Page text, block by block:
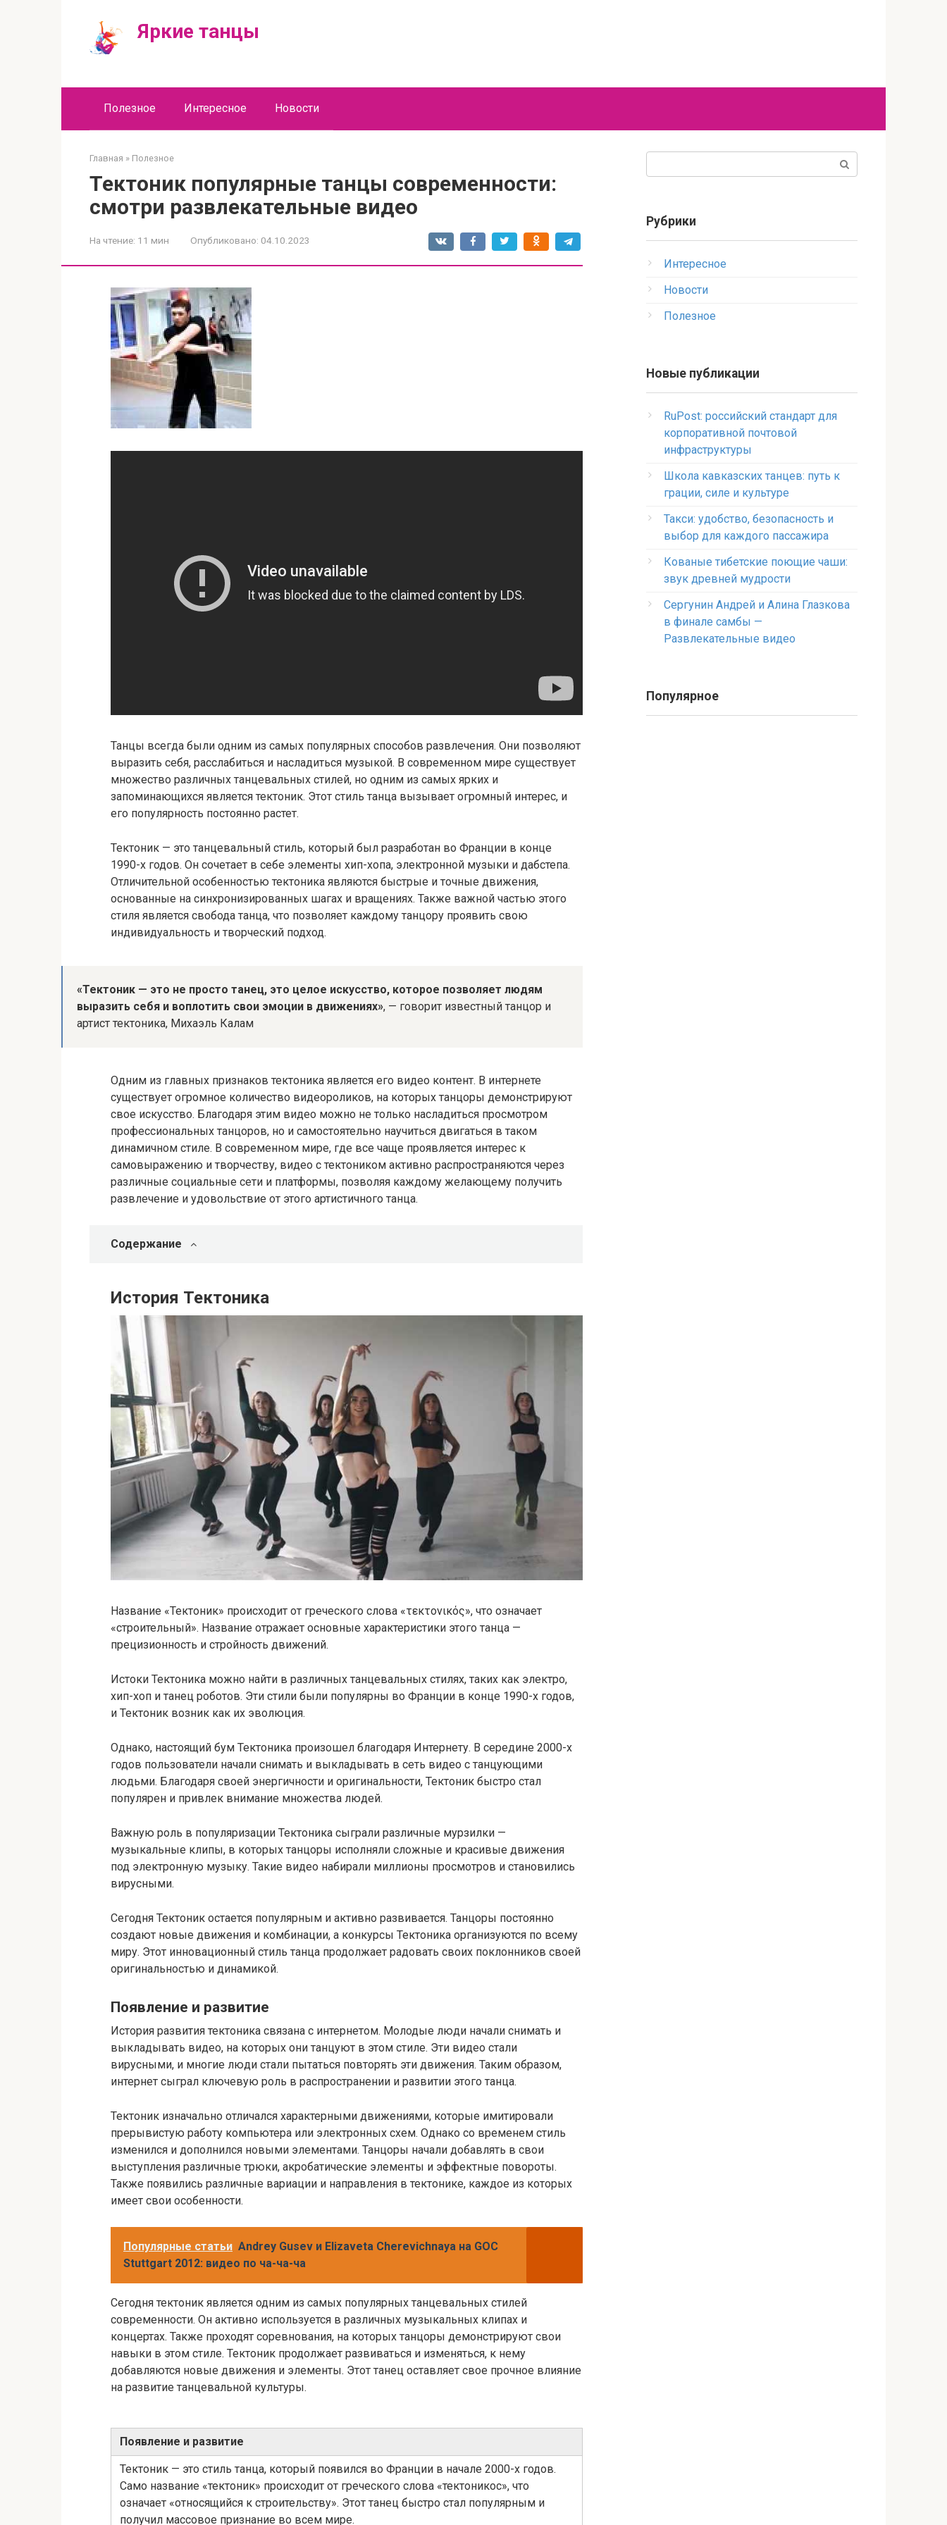
Яркие танцы
Полезное Интересное Новости
Главная » Полезное
Тектоник популярные танцы современности:
смотри развлекательные видео
На чтение: 11 мин Опубликовано: 04.10.2023
Танцы всегда были одним из самых популярных способов развлечения. Они позволяют
выразить себя, расслабиться и насладиться музыкой. В современном мире существует
множество различных танцевальных стилей, но одним из самых ярких и
запоминающихся является тектоник. Этот стиль танца вызывает огромный интерес, и
его популярность постоянно растет.
Тектоник — это танцевальный стиль, который был разработан во Франции в конце
1990-х годов. Он сочетает в себе элементы хип-хопа, электронной музыки и дабстепа.
Отличительной особенностью тектоника являются быстрые и точные движения,
основанные на синхронизированных шагах и вращениях. Также важной частью этого
стиля является свобода танца, что позволяет каждому танцору проявить свою
индивидуальность и творческий подход.
«Тектоник — это не просто танец, это целое искусство, которое позволяет людям
выразить себя и воплотить свои эмоции в движениях», — говорит известный танцор и
артист тектоника, Михаэль Калам
Одним из главных признаков тектоника является его видео контент. В интернете
существует огромное количество видеороликов, на которых танцоры демонстрируют
свое искусство. Благодаря этим видео можно не только насладиться просмотром
профессиональных танцоров, но и самостоятельно научиться двигаться в таком
динамичном стиле. В современном мире, где все чаще проявляется интерес к
самовыражению и творчеству, видео с тектоником активно распространяются через
различные социальные сети и платформы, позволяя каждому желающему получить
развлечение и удовольствие от этого артистичного танца.
Содержание
История Тектоника
Название «Тектоник» происходит от греческого слова «τεκτονικός», что означает
«строительный». Название отражает основные характеристики этого танца —
прецизионность и стройность движений.
Истоки Тектоника можно найти в различных танцевальных стилях, таких как электро,
хип-хоп и танец роботов. Эти стили были популярны во Франции в конце 1990-х годов,
и Тектоник возник как их эволюция.
Однако, настоящий бум Тектоника произошел благодаря Интернету. В середине 2000-х
годов пользователи начали снимать и выкладывать в сеть видео с танцующими
людьми. Благодаря своей энергичности и оригинальности, Тектоник быстро стал
популярен и привлек внимание множества людей.
Важную роль в популяризации Тектоника сыграли различные мурзилки —
музыкальные клипы, в которых танцоры исполняли сложные и красивые движения
под электронную музыку. Такие видео набирали миллионы просмотров и становились
вирусными.
Сегодня Тектоник остается популярным и активно развивается. Танцоры постоянно
создают новые движения и комбинации, а конкурсы Тектоника организуются по всему
миру. Этот инновационный стиль танца продолжает радовать своих поклонников своей
оригинальностью и динамикой.
Появление и развитие
История развития тектоника связана с интернетом. Молодые люди начали снимать и
выкладывать видео, на которых они танцуют в этом стиле. Эти видео стали
вирусными, и многие люди стали пытаться повторять эти движения. Таким образом,
интернет сыграл ключевую роль в распространении и развитии этого танца.
Тектоник изначально отличался характерными движениями, которые имитировали
прерывистую работу компьютера или электронных схем. Однако со временем стиль
изменился и дополнился новыми элементами. Танцоры начали добавлять в свои
выступления различные трюки, акробатические элементы и эффектные повороты.
Также появились различные вариации и направления в тектонике, каждое из которых
имеет свои особенности.
Популярные статьи Andrey Gusev и Elizaveta Cherevichnaya на GOC
Stuttgart 2012: видео по ча-ча-ча
Сегодня тектоник является одним из самых популярных танцевальных стилей
современности. Он активно используется в различных музыкальных клипах и
концертах. Также проходят соревнования, на которых танцоры демонстрируют свои
навыки в этом стиле. Тектоник продолжает развиваться и изменяться, к нему
добавляются новые движения и элементы. Этот танец оставляет свое прочное влияние
на развитие танцевальной культуры.
Появление и развитие
Тектоник — это стиль танца, который появился во Франции в начале 2000-х годов.
Само название «тектоник» происходит от греческого слова «тектоникос», что
означает «относящийся к строительству». Этот танец быстро стал популярным и
получил массовое признание во всем мире.
Рубрики
Интересное
Новости
Полезное
Новые публикации
RuPost: российский стандарт для
корпоративной почтовой
инфраструктуры
Школа кавказских танцев: путь к
грации, силе и культуре
Такси: удобство, безопасность и
выбор для каждого пассажира
Кованые тибетские поющие чаши:
звук древней мудрости
Сергунин Андрей и Алина Глазкова
в финале самбы —
Развлекательные видео
Популярное